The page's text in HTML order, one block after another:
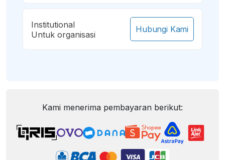
Institutional
Untuk organisasi
Hubungi Kami
Kami menerima pembayaran berikut: